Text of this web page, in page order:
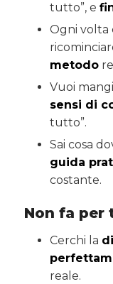
tutto”, e
Ogni volta
metodo
Vuoi
sensi di
tutto”.
Sai cosa
guida
costante.
Non fa per
Cerchi la
reale.